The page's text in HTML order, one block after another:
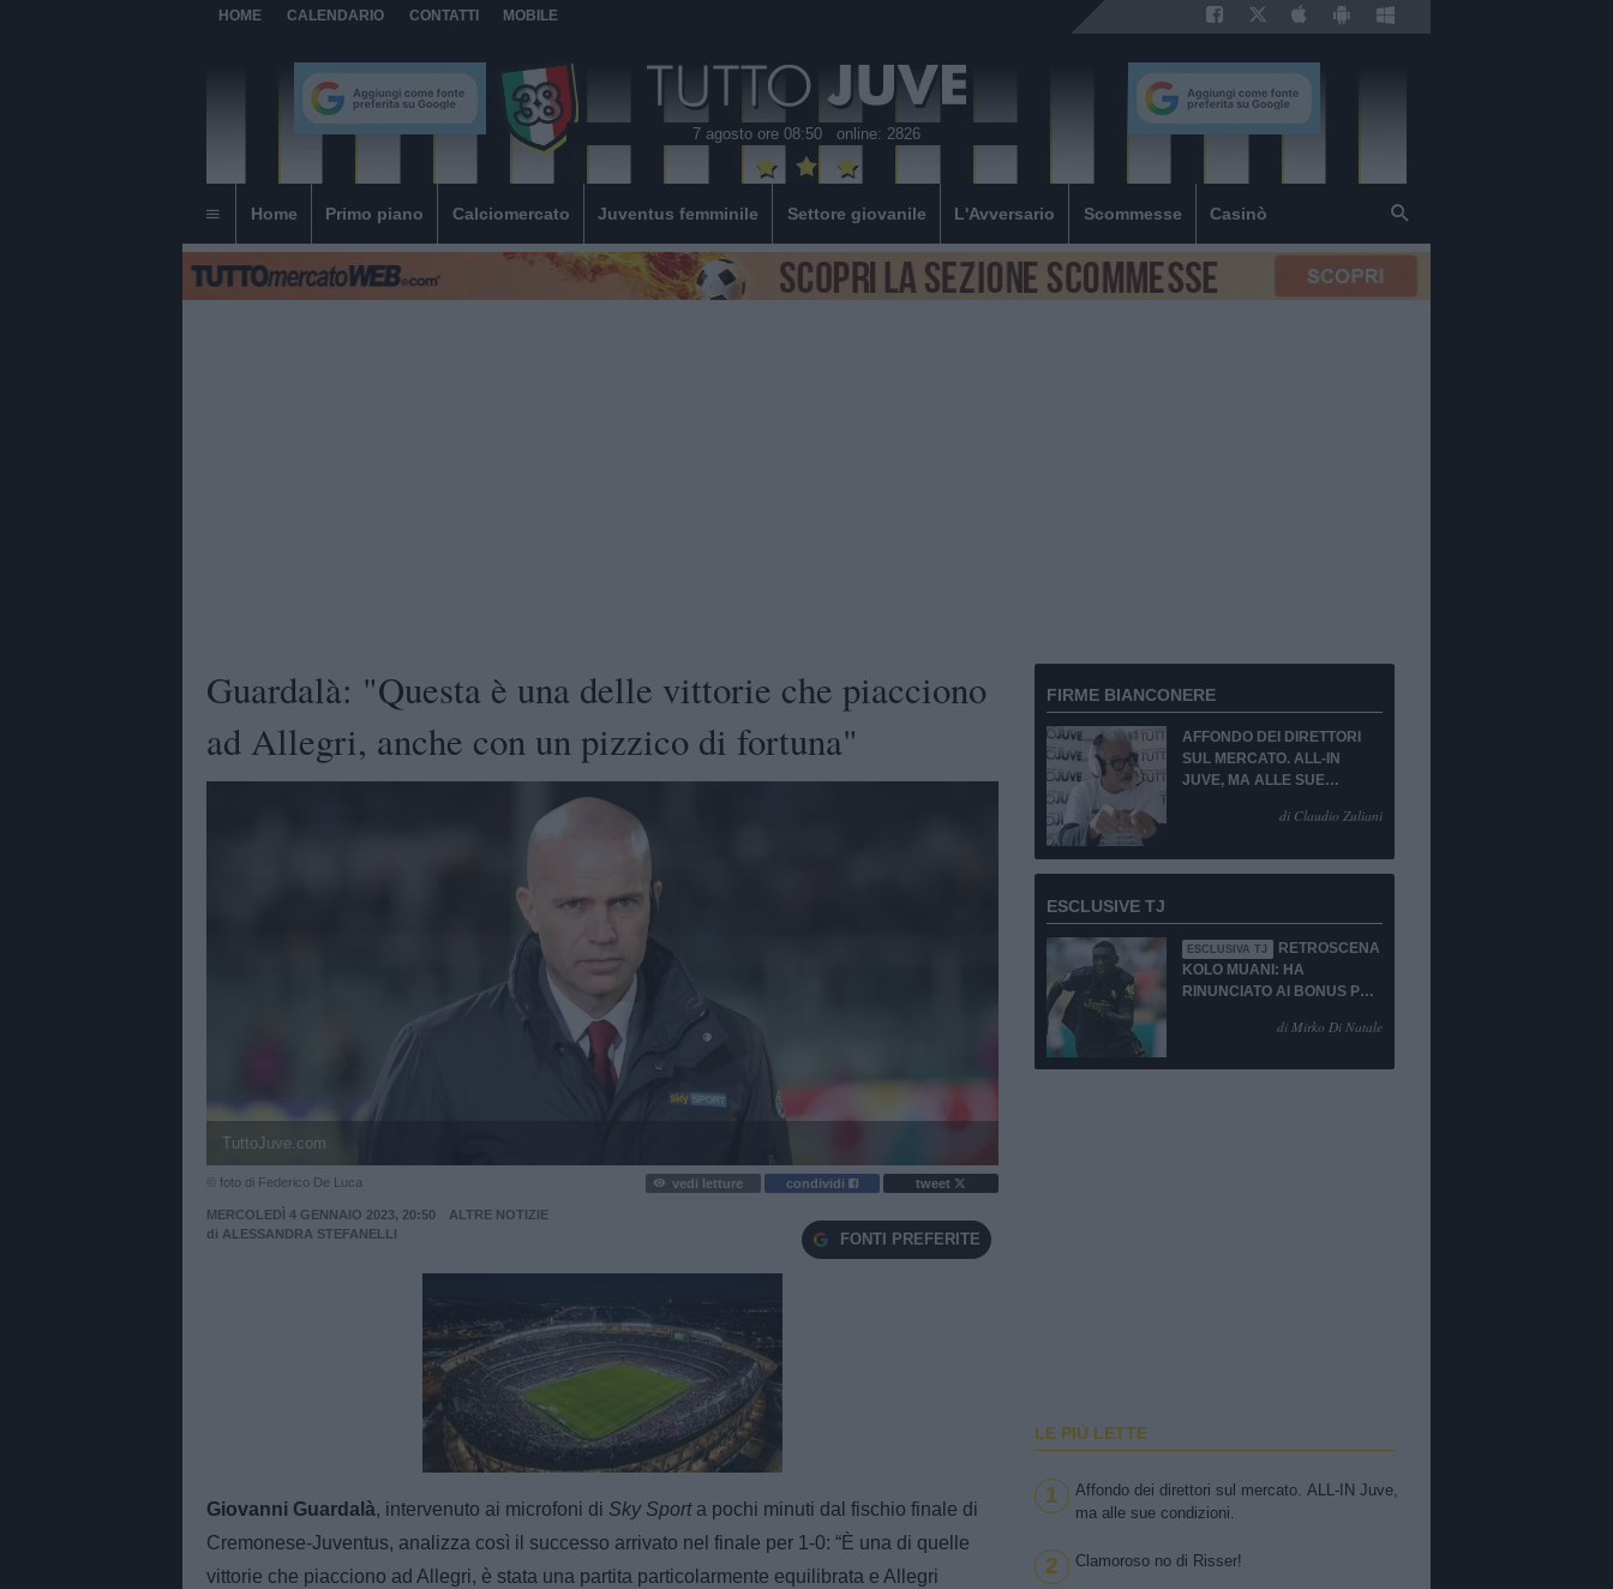
HOME CALENDARIO CONTATTI MOBILE
7 agosto ore 08:50 online: 2826
Home Primo piano Calciomercato Juventus femminile Settore giovanile L'Avversario Scommesse Casinò
Guardalà: "Questa è una delle vittorie che piacciono
ad Allegri, anche con un pizzico di fortuna"
TuttoJuve.com
© foto di Federico De Luca vedi letture condividi tweet
MERCOLEDÌ 4 GENNAIO 2023, 20:50
ALTRE NOTIZIE
di ALESSANDRA STEFANELLI FONTI PREFERITE
Unmute
Loaded
100.00%
Giovanni Guardalà, intervenuto ai microfoni di Sky Sporta pochi minuti dal fischio finale di
Cremonese-Juventus, analizza così il successo arrivato nel finale per 1-0: “È una di quelle
vittorie che piacciono ad Allegri, è stata una partita particolarmente equilibrata e Allegri
FIRME BIANCONERE
AFFONDO DEI DIRETTORI
SUL MERCATO. ALL-IN
JUVE, MA ALLE SUE
di Claudio Zuliani
ESCLUSIVE TJ
ESCLUSIVA TJ
RETROSCENA
KOLO MUANI: HA
RINUNCIATO AI BONUS PUR
di Mirko Di Natale
LE PIÙ LETTE
1
Affondo dei direttori sul mercato. ALL-IN Juve,
ma alle sue condizioni.
2 Clamoroso no di Risser!